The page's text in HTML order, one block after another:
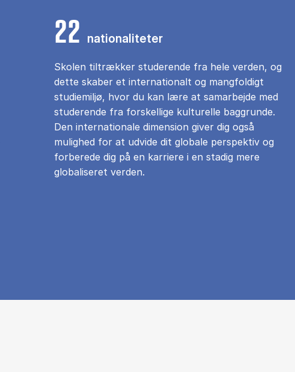
22 nationaliteter
Skolen tiltrækker studerende fra hele verden, og
dette skaber et internationalt og mangfoldigt
studiemiljø, hvor du kan lære at samarbejde med
studerende fra forskellige kulturelle baggrunde.
Den internationale dimension giver dig også
mulighed for at udvide dit globale perspektiv og
forberede dig på en karriere i en stadig mere
globaliseret verden.